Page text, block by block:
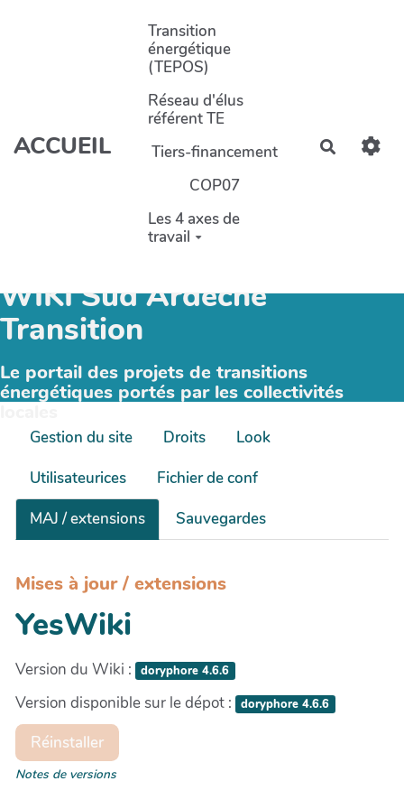
Aller au contenu principal
ACCUEIL
Transition
énergétique
(TEPOS)
Réseau d'élus
référent TE
Tiers-financement
COP07
Les 4 axes de
travail
WIKI Sud Ardèche
Transition
Le portail des projets de transitions
énergétiques portés par les collectivités
Gestion du site Droits
Look
Utilisateurices
Fichier de conf
MAJ / extensions
Sauvegardes
Mises à jour / extensions
YesWiki
Version du Wiki : doryphore 4.6.6
Version disponible sur le dépot : doryphore 4.6.6
Réinstaller
Notes de versions